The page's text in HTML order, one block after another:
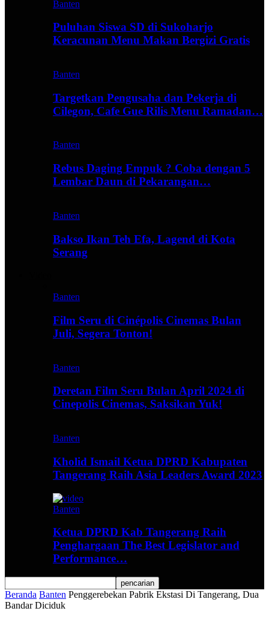
Banten
Puluhan Siswa SD di Sukoharjo
Keracunan Menu Makan Bergizi Gratis
Banten
Targetkan Pengusaha dan Pekerja di
Cilegon, Cafe Gue Rilis Menu Ramadan…
Banten
Rebus Daging Empuk ? Coba dengan 5
Lembar Daun di Pekarangan…
Banten
Bakso Ikan Teh Efa, Lagend di Kota
Serang
Banten
Film Seru di Cinépolis Cinemas Bulan
Juli, Segera Tonton!
Banten
Deretan Film Seru Bulan April 2024 di
Cinepolis Cinemas, Saksikan Yuk!
Banten
Kholid Ismail Ketua DPRD Kabupaten
Tangerang Raih Asia Leaders Award 2023
Banten
Ketua DPRD Kab Tangerang Raih
Penghargaan The Best Legislator and
Performance…
Beranda Banten Penggerebekan Pabrik Ekstasi Di Tangerang, Dua
Bandar Diciduk